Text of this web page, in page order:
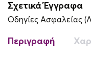
Σχετικά Έγγραφα
Οδηγίες Ασφαλείας
Περιγραφή